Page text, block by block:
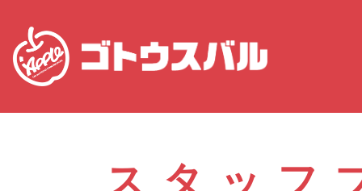
愛知県春日井市柏井町4-43-1
スタッフ